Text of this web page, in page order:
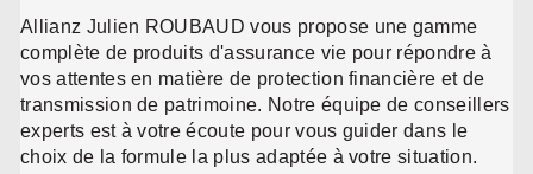
Allianz Julien ROUBAUD vous propose une gamme
complète de produits d'assurance vie pour répondre à
vos attentes en matière de protection financière et de
transmission de patrimoine. Notre équipe de conseillers
experts est à votre écoute pour vous guider dans le
choix de la formule la plus adaptée à votre situation.